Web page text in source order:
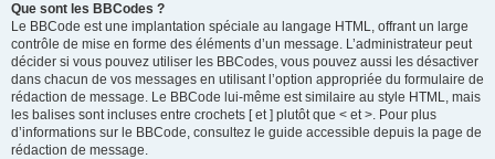
Que sont les BBCodes ?
Le BBCode est une implantation spéciale au langage HTML, offrant un large
contrôle de mise en forme des éléments d’un message. L’administrateur peut
décider si vous pouvez utiliser les BBCodes, vous pouvez aussi les désactiver
dans chacun de vos messages en utilisant l’option appropriée du formulaire de
rédaction de message. Le BBCode lui-même est similaire au style HTML, mais
les balises sont incluses entre crochets [ et ] plutôt que < et >. Pour plus
d’informations sur le BBCode, consultez le guide accessible depuis la page de
rédaction de message.